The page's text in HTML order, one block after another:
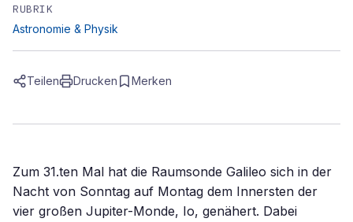
RUBRIK
Astronomie & Physik
Teilen Drucken Merken
Zum 31.ten Mal hat die Raumsonde Galileo sich in der
Nacht von Sonntag auf Montag dem Innersten der
vier großen Jupiter-Monde, Io, genähert. Dabei